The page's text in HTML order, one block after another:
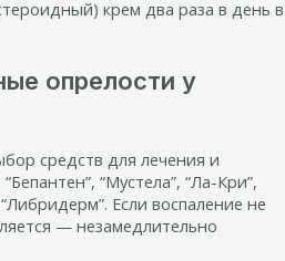
крем два раза в день в
опрелости у
средств для лечения и
“Мустела”, “Ла-Кри”,
Если воспаление не
— незамедлительно